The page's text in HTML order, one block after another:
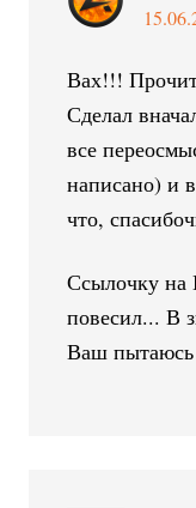
Вах!!!
Сделал
все
написано) и
что,
Ссылочку на
повесил... В
Ваш пытаюсь